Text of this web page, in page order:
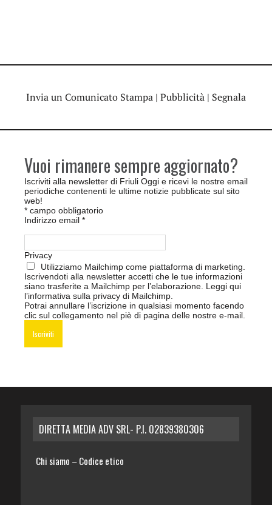
Invia un Comunicato Stampa | Pubblicità | Segnala
Vuoi rimanere sempre aggiornato?
Iscriviti alla newsletter di Friuli Oggi e ricevi le nostre email
periodiche contenenti le ultime notizie pubblicate sul sito
web!
* campo obbligatorio
Indirizzo email *
Privacy
Utilizziamo Mailchimp come piattaforma di marketing.
Iscrivendoti alla newsletter accetti che le tue informazioni
siano trasferite a Mailchimp per l’elaborazione. Leggi qui
l’informativa sulla privacy di Mailchimp
Potrai annullare l’iscrizione in qualsiasi momento facendo
clic sul collegamento nel piè di pagina delle nostre e-mail.
DIRETTA MEDIA ADV SRL- P.I. 02839380306
Chi siamo – Codice etico